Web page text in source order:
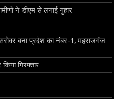
ने डीएम से लगाई गुहार
बना प्रदेश का नंबर-1, महराजगंज
गिरफ्तार